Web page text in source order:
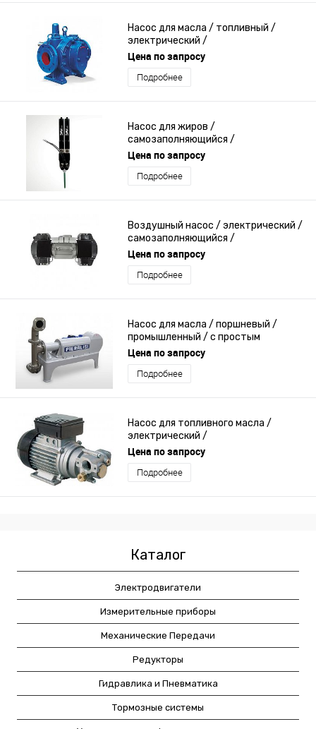
Насос для масла / топливный /
электрический /
самозаполняющийся
Цена по запросу
Подробнее
Насос для жиров /
самозаполняющийся /
промышленный / для распределения
Цена по запросу
Подробнее
Воздушный насос / электрический /
самозаполняющийся /
двухпоршневой
Цена по запросу
Подробнее
Насос для масла / поршневый /
промышленный / с простым
эффектом
Цена по запросу
Подробнее
Насос для топливного масла /
электрический /
самозаполняющийся /
шестеренчатый
Цена по запросу
Подробнее
Каталог
Электродвигатели
Измерительные приборы
Механические Передачи
Редукторы
Гидравлика и Пневматика
Тормозные системы